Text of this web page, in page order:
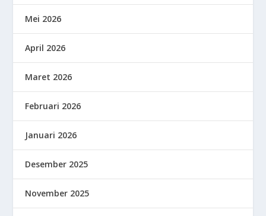
Mei 2026
April 2026
Maret 2026
Februari 2026
Januari 2026
Desember 2025
November 2025